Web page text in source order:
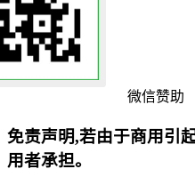
微信赞助
免责声明,若由于商用引
用者承担。